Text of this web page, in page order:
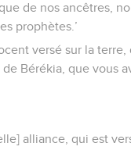
de nos ancêtres,
prophètes.’
versé sur la terre,
Bérékia, que vous
alliance, qui est